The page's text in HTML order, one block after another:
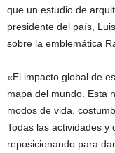
que un estudio de
presidente del país,
sobre la emblemática
«El impacto global de
mapa del mundo. Esta
modos de vida,
Todas las actividades y
reposicionando para